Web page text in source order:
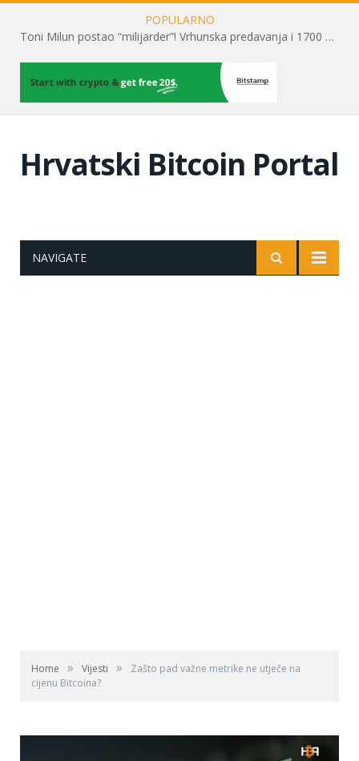
POPULARNO
Toni Milun postao “milijarder”! Vrhunska predavanja i 1700 posjetitelja obilježili su mjesec financijske pismenosti
Hrvatski Bitcoin Portal
NAVIGATE
Home » Vijesti »
Zašto pad važne metrike ne utječe na
cijenu Bitcoina?